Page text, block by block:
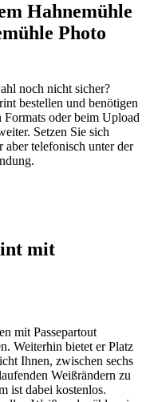
Hahnemühle
Photo
noch nicht sicher?
bestellen und benötigen
Formats oder beim Upload
Setzen Sie sich
aber telefonisch unter der
mit
mit Passepartout
Weiterhin bietet er Platz
Ihnen, zwischen sechs
Weißrändern zu
ist dabei kostenlos.